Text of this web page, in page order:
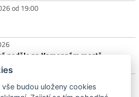
od 19:00
neděle na Kamenném mostě
od 19:00
DOMŮ
vše budou uloženy cookies